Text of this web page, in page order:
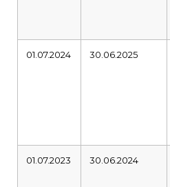
01.07.2024 30.06.2025
01.07.2023 30.06.2024